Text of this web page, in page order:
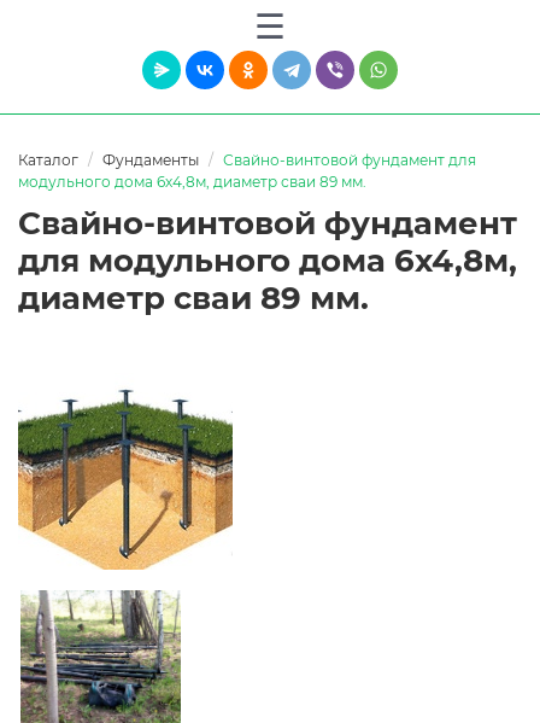
Каталог Фундаменты
Свайно-винтовой фундамент для
модульного дома 6х4,8м, диаметр сваи 89 мм.
Свайно-винтовой фундамент
для модульного дома 6х4,8м,
диаметр сваи 89 мм.